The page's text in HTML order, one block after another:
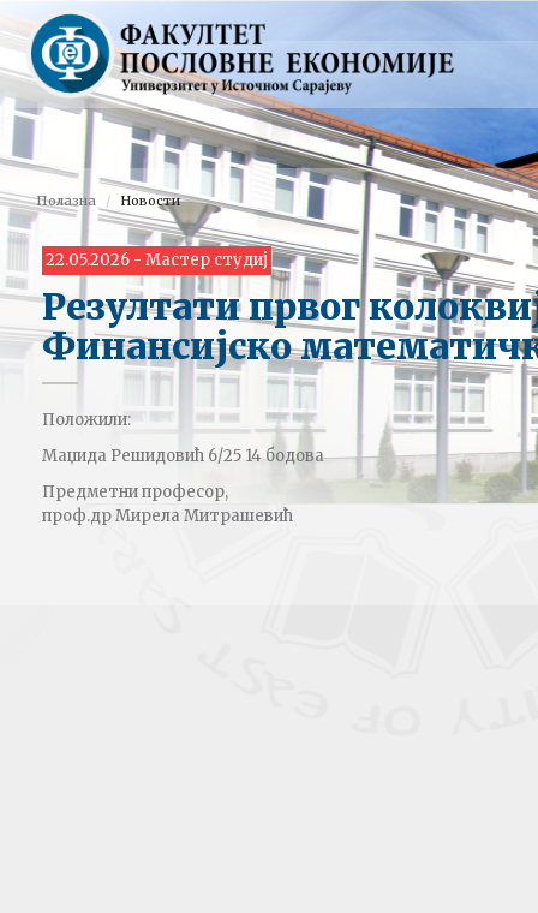
Полазна Новости
22.05.2026 - Мастер студиј
Резултати првог
Финансијско
Положили:
Маџида Решидовић 6/25 14 бодова
Предметни професор,
проф.др Мирела Митрашевић